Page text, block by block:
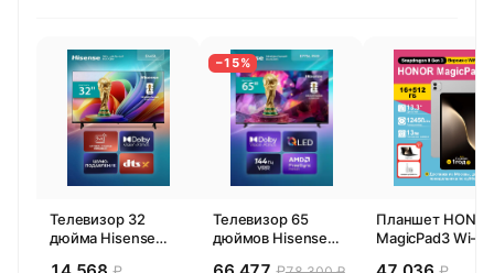
Телевизор 32
дюйма Hisense
−15%
Телевизор 65
дюймов Hisense
Планшет
MagicPad3 Wi-Fi,